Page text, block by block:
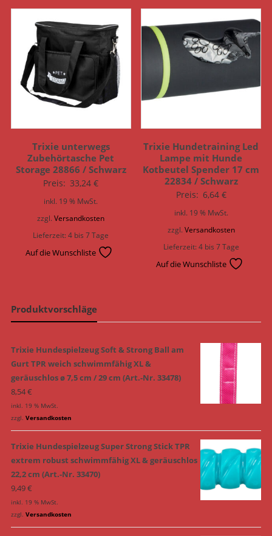
Trixie unterwegs
Zubehörtasche Pet
Storage 28866 / Schwarz
Preis: 33,24€
inkl. 19 % MwSt.
zzgl.Versandkosten
Lieferzeit:4 bis 7 Tage
Auf die Wunschliste
Trixie Hundetraining Led
Lampe mit Hunde
Kotbeutel Spender 17 cm
22834 / Schwarz
Preis: 6,64 €
inkl. 19 % MwSt.
zzgl. Versandkosten
Lieferzeit:4 bis 7 Tage
Auf die Wunschliste
Produktvorschläge
Trixie Hundespielzeug Soft & Strong Ball am
Gurt TPR weich schwimmfähig XL &
geräuschlos ø 7,5 cm / 29 cm (Art.-Nr. 33478)
8,54€
inkl. 19 % MwSt.
zzgl. Versandkosten
Trixie Hundespielzeug Super Strong Stick TPR
extrem robust schwimmfähig XL & geräuschlos
22,2 cm (Art.-Nr. 33470)
9,49€
inkl. 19 % MwSt.
zzgl. Versandkosten